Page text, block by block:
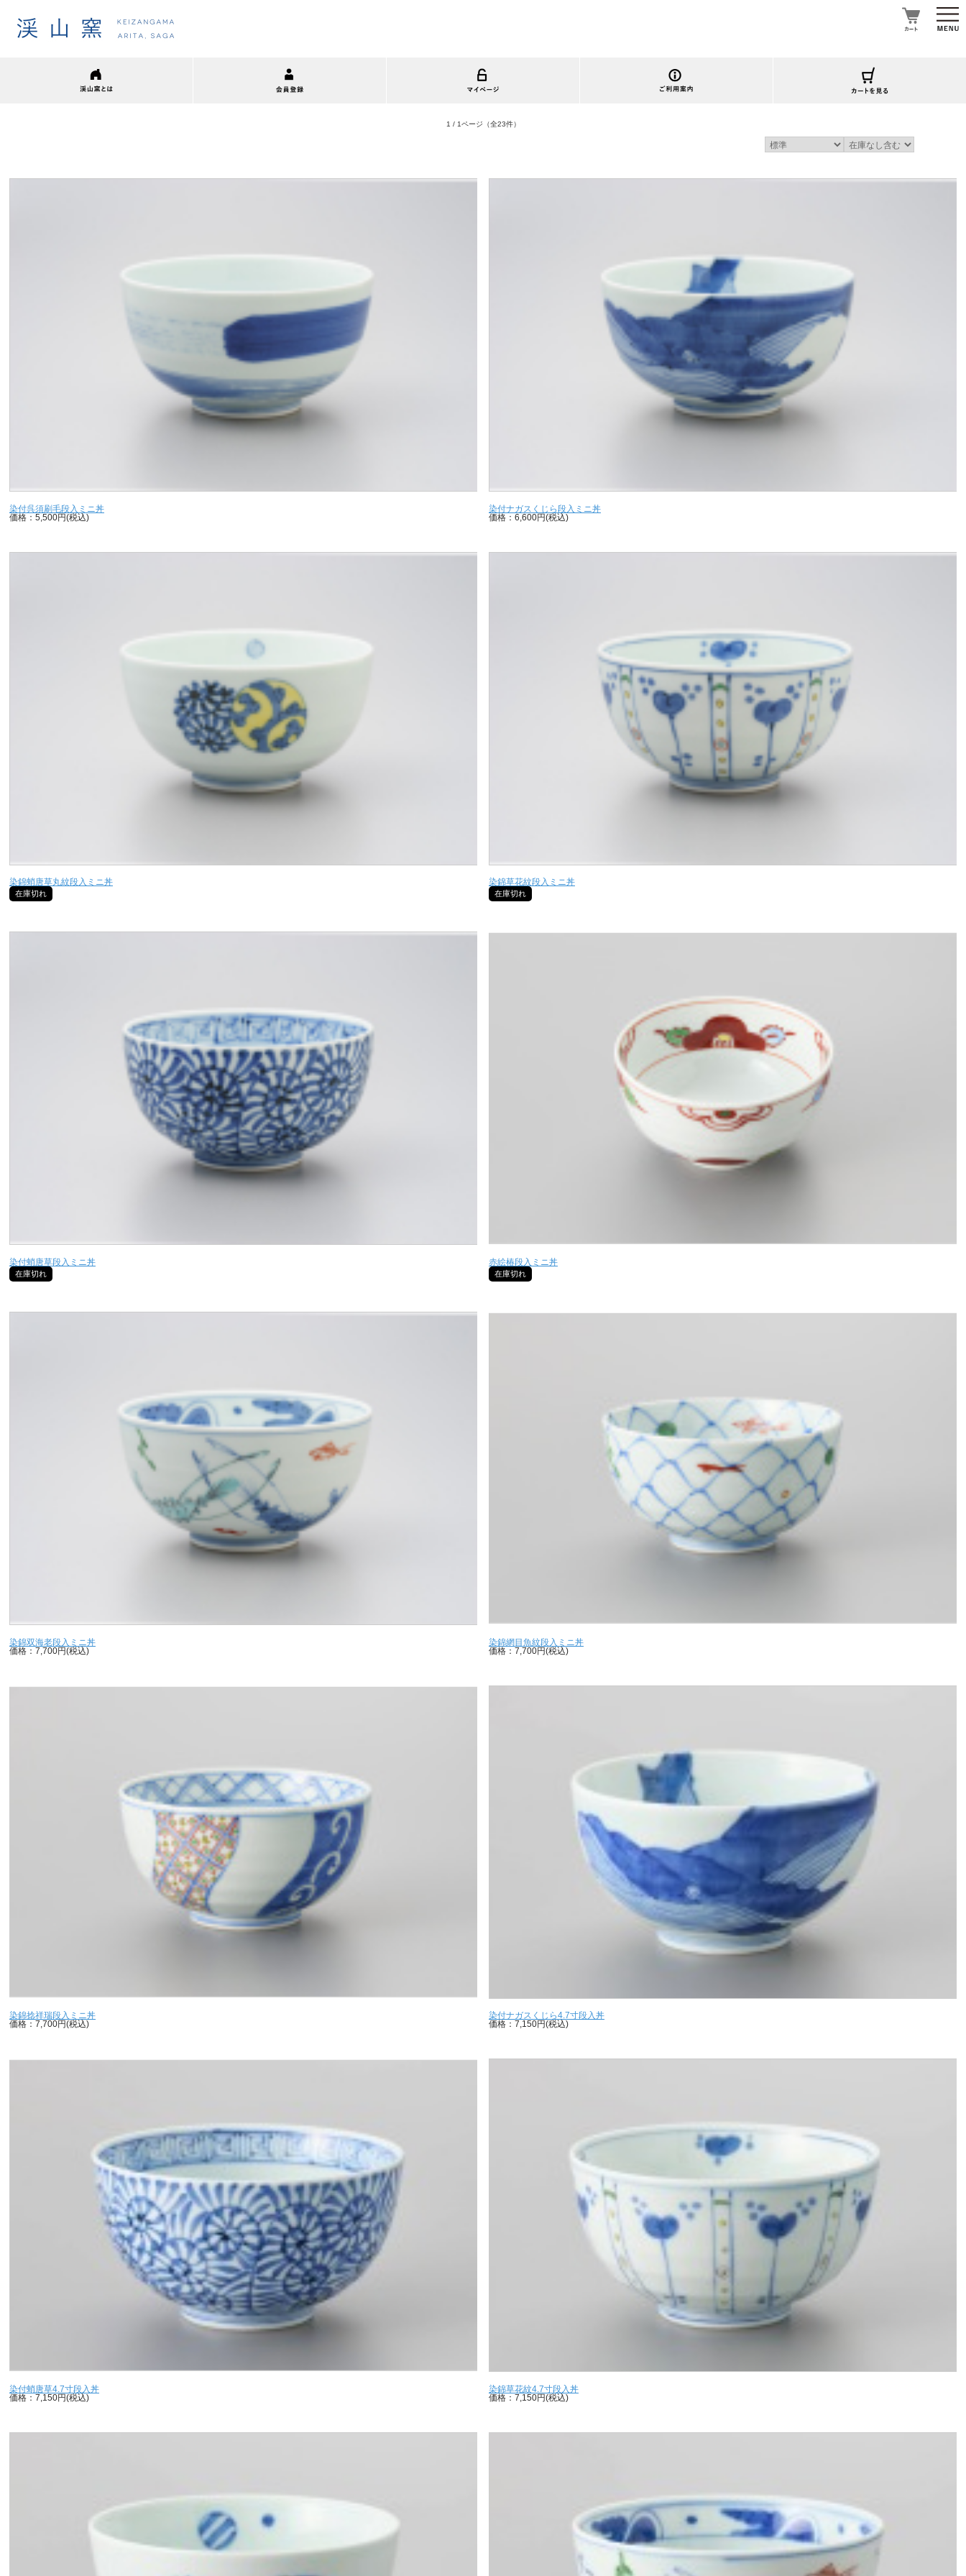
1 / 1ページ （全23件）
染付呉須刷毛段入ミニ丼
価格：5,500円(税込)
染付ナガスくじら段入ミニ丼
価格：6,600円(税込)
染錦蛸唐草丸紋段入ミニ丼
在庫切れ
染錦草花紋段入ミニ丼
在庫切れ
染付蛸唐草段入ミニ丼
在庫切れ
赤絵椿段入ミニ丼
在庫切れ
染錦双海老段入ミニ丼
価格：7,700円(税込)
染錦網目魚紋段入ミニ丼
価格：7,700円(税込)
染錦捻祥瑞段入ミニ丼
価格：7,700円(税込)
染付ナガスくじら4.7寸段入丼
価格：7,150円(税込)
染付蛸唐草4.7寸段入丼
価格：7,150円(税込)
染錦草花紋4.7寸段入丼
価格：7,150円(税込)